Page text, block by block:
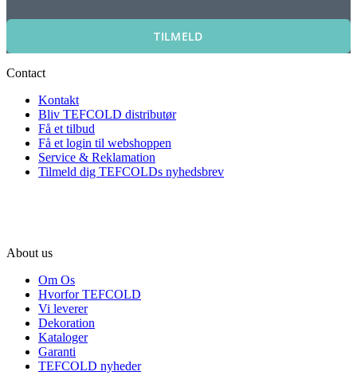
TILMELD
Contact
Kontakt
Bliv TEFCOLD distributør
Få et tilbud
Få et login til webshoppen
Service & Reklamation
Tilmeld dig TEFCOLDs nyhedsbrev
About us
Om Os
Hvorfor TEFCOLD
Vi leverer
Dekoration
Kataloger
Garanti
TEFCOLD nyheder